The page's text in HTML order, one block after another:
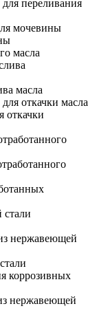
переливания
мочевины
масла
масла
откачки масла
откачки
нержавеющей
коррозивных
нержавеющей